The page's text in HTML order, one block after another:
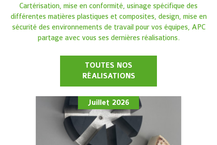
Cartérisation, mise en conformité, usinage spécifique des
différentes matières plastiques et composites, design, mise en
sécurité des environnements de travail pour vos équipes, APC
partage avec vous ses dernières réalisations.
TOUTES NOS
RÉALISATIONS
Juillet 2026